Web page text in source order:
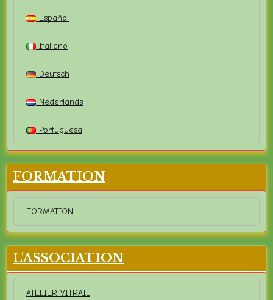
Español
Italiano
Deutsch
Nederlands
Portuguesa
FORMATION
FORMATION
L'ASSOCIATION
ATELIER VITRAIL